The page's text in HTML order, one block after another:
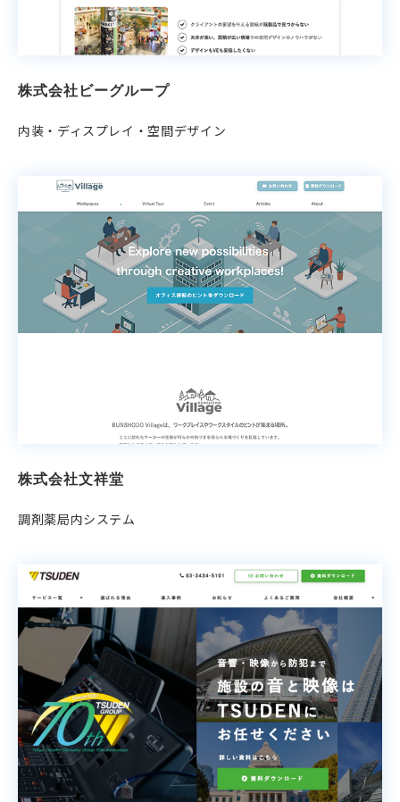
株式会社ビーグループ
内装・ディスプレイ・空間デザイン
株式会社文祥堂
調剤薬局内システム